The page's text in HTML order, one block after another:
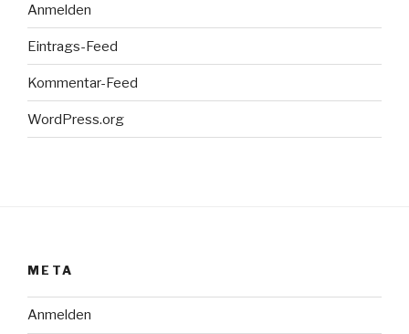
Anmelden
Eintrags-Feed
Kommentar-Feed
WordPress.org
META
Anmelden